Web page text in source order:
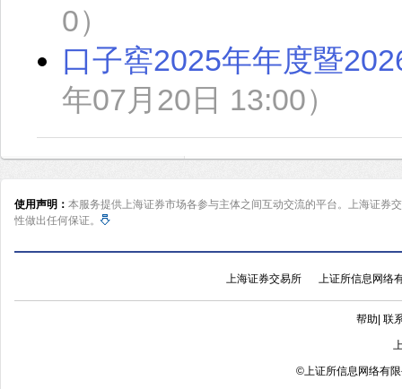
0）
口子窖2025年年度暨
年07月20日 13:00）
使用声明： 本服务提供上海证券市场各参与主体之间互动交流的平台。上海证券
性做出任何保证。
上海证券交易所 上证所信息网络
帮助| 联
©上证所信息网络有